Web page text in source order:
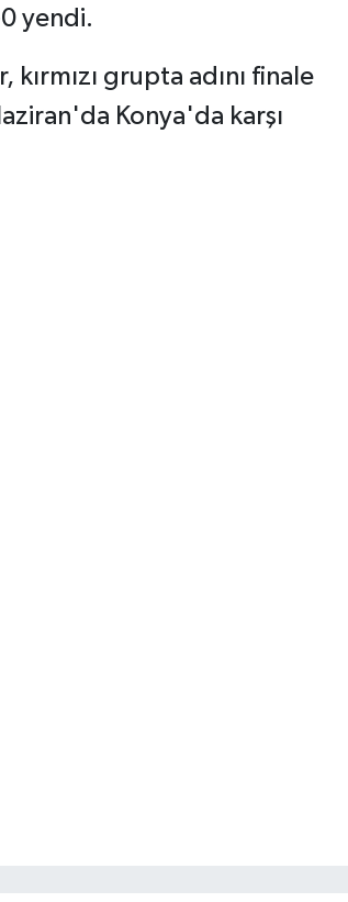
yendi.
kırmızı grupta adını finale
Konya'da karşı